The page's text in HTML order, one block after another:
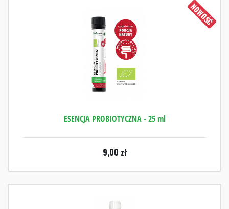
NOWOŚĆ
ESENCJA PROBIOTYCZNA - 25 ml
9,00 zł